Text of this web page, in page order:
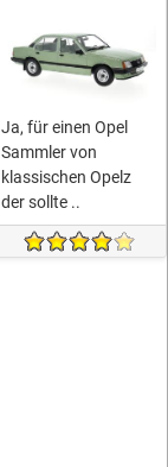
Ja, für einen Opel
Sammler von
klassischen Opelz
der sollte ..